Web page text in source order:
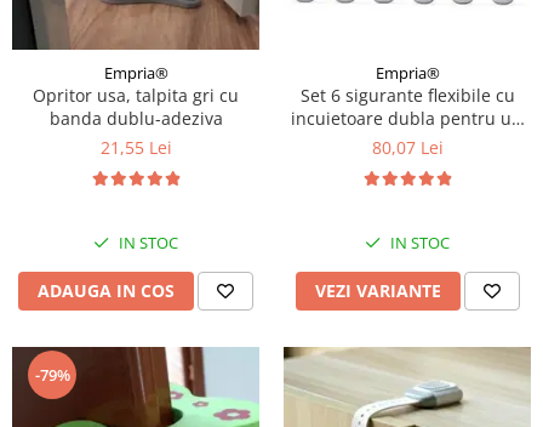
Empria®
Opritor usa, talpita gri cu
banda dublu-adeziva
21,55 Lei
IN STOC
ADAUGA IN COS
Empria®
Set 6 sigurante flexibile cu
incuietoare dubla pentru usi
si sertare, Gri
80,07 Lei
IN STOC
VEZI VARIANTE
-79%